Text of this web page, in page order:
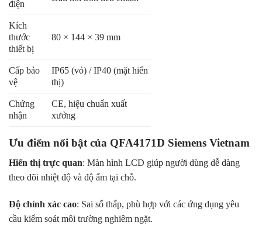
điện
Kích
thước
thiết bị
80 × 144 × 39 mm
Cấp bảo
vệ
IP65 (vỏ) / IP40 (mặt hiển
thị)
Chứng
nhận
CE, hiệu chuẩn xuất
xưởng
Ưu điểm nổi bật của QFA4171D Siemens Vietnam
Hiển thị trực quan: Màn hình LCD giúp người dùng dễ dàng
theo dõi nhiệt độ và độ ẩm tại chỗ.
Độ chính xác cao: Sai số thấp, phù hợp với các ứng dụng yêu
cầu kiểm soát môi trường nghiêm ngặt.